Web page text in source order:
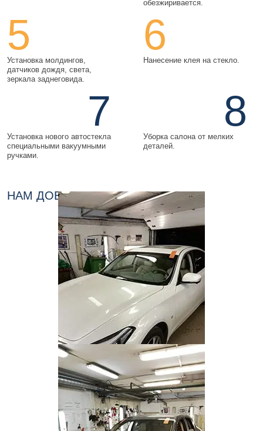
обезжиривается.
5
Установка молдингов,
датчиков дождя, света,
зеркала заднеговида.
6
Нанесение клея на стекло.
7
Установка нового автостекла
специальными вакуумными
ручками.
8
Уборка салона от мелких
деталей.
НАМ ДОВЕРЯЮТ